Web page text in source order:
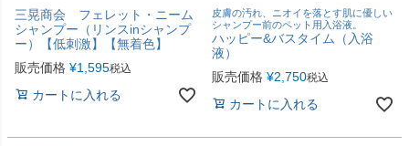
三晃商会 フェレット・ニーム
シャンプー（リンスinシャンプ
ー）【低刺激】【無着色】
販売価格 ¥1,595税込
カートに入れる
皮膚の汚れ、ニオイを落とす肌に優しい
シャンプー前のペット用入浴液。
ハッピー&バスタイム（入浴
液）
販売価格 ¥2,750税込
カートに入れる